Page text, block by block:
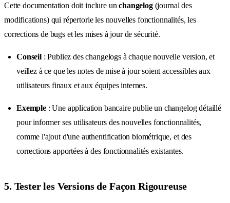
Cette documentation doit inclure unchangelog(journal des
modifications) qui répertorie les nouvelles fonctionnalités, les
corrections de bugs et les mises à jour de sécurité.
Conseil: Publiez des changelogs à chaque nouvelle version, et
veillez à ce que les notes de mise à jour soient accessibles aux
utilisateurs finaux et aux équipes internes.
Exemple: Une application bancaire publie un changelog détaillé
pour informer ses utilisateurs des nouvelles fonctionnalités,
comme l'ajout d'une authentification biométrique, et des
corrections apportées à des fonctionnalités existantes.
5. Tester les Versions de Façon Rigoureuse